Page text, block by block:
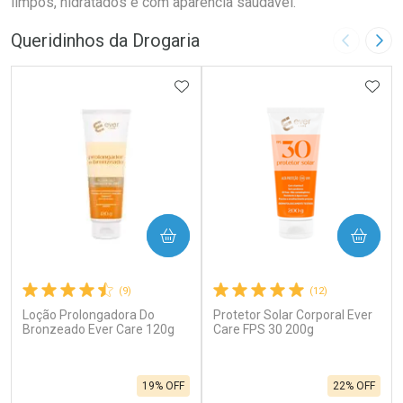
Queridinhos da Drogaria Imagem
(9)
Loção Prolongadora Do
Bronzeado Ever Care 120g
19% OFF
ADICIONAR AOS FAVORITOS
COMPRAR
(12)
Protetor Solar Corporal Ever
Care FPS 30 200g
22% OFF
COMPRAR